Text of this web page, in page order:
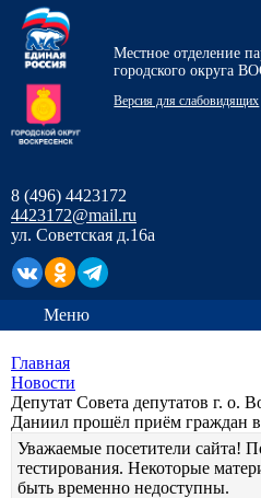
Местное
городского округа
Версия для слабовидящих
8 (496) 4423172
4423172@mail.ru
ул. Советская д.16а
Меню
Главная
Новости
Депутат Совета депутатов г. о.
Даниил прошёл приём граждан
Уважаемые посетители сайта!
тестирования. Некоторые
быть временно недоступны.